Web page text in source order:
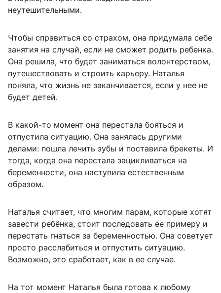
неутешительными.
Чтобы справиться со страхом, она придумала себе
занятия на случай, если не сможет родить ребенка.
Она решила, что будет заниматься волонтерством,
путешествовать и строить карьеру. Наталья
поняла, что жизнь не заканчивается, если у нее не
будет детей.
В какой-то момент она перестала бояться и
отпустила ситуацию. Она занялась другими
делами: пошла лечить зубы и поставила брекеты. И
тогда, когда она перестала зацикливаться на
беременности, она наступила естественным
образом.
Наталья считает, что многим парам, которые хотят
завести ребёнка, стоит последовать ее примеру и
перестать гнаться за беременностью. Она советует
просто расслабиться и отпустить ситуацию.
Возможно, это сработает, как в ее случае.
На тот момент Наталья была готова к любому